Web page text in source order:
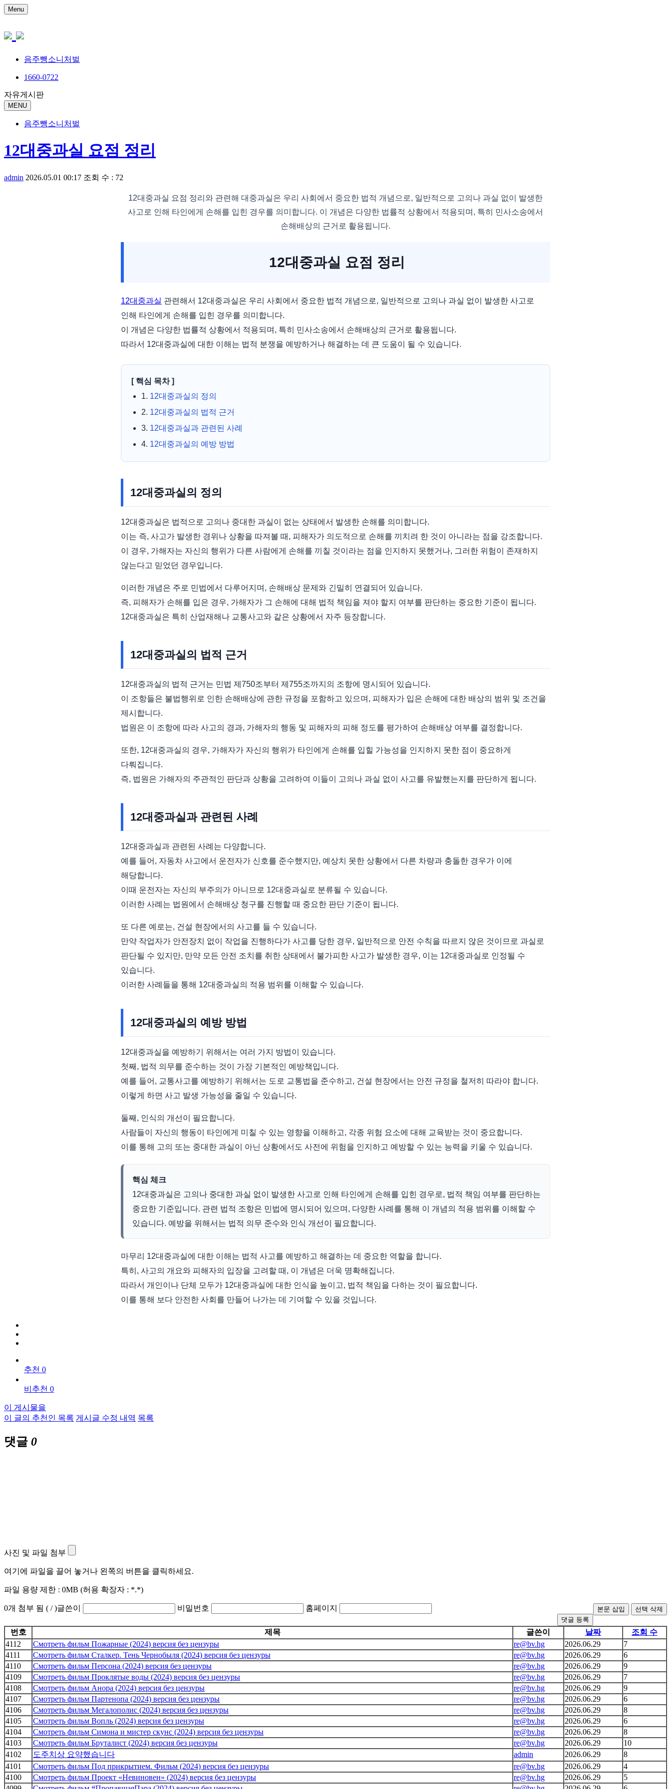
Menu
음주뺑소니처벌
1660-0722
자유게시판
MENU
음주뺑소니처벌
12대중과실 요점 정리
admin 2026.05.01 00:17 조회 수 : 72
12대중과실 요점 정리와 관련해 대중과실은 우리 사회에서 중요한 법적 개념으로, 일반적으로 고의나 과실 없이 발생한
사고로 인해 타인에게 손해를 입힌 경우를 의미합니다. 이 개념은 다양한 법률적 상황에서 적용되며, 특히 민사소송에서
손해배상의 근거로 활용됩니다.
12대중과실 요점 정리
12대중과실 관련해서 12대중과실은 우리 사회에서 중요한 법적 개념으로, 일반적으로 고의나 과실 없이 발생한 사고로
인해 타인에게 손해를 입힌 경우를 의미합니다.
이 개념은 다양한 법률적 상황에서 적용되며, 특히 민사소송에서 손해배상의 근거로 활용됩니다.
따라서 12대중과실에 대한 이해는 법적 분쟁을 예방하거나 해결하는 데 큰 도움이 될 수 있습니다.
[ 핵심 목차 ]
1. 12대중과실의 정의
2. 12대중과실의 법적 근거
3. 12대중과실과 관련된 사례
4. 12대중과실의 예방 방법
12대중과실의 정의
12대중과실은 법적으로 고의나 중대한 과실이 없는 상태에서 발생한 손해를 의미합니다.
이는 즉, 사고가 발생한 경위나 상황을 따져볼 때, 피해자가 의도적으로 손해를 끼치려 한 것이 아니라는 점을 강조합니다.
이 경우, 가해자는 자신의 행위가 다른 사람에게 손해를 끼칠 것이라는 점을 인지하지 못했거나, 그러한 위험이 존재하지
않는다고 믿었던 경우입니다.
이러한 개념은 주로 민법에서 다루어지며, 손해배상 문제와 긴밀히 연결되어 있습니다.
즉, 피해자가 손해를 입은 경우, 가해자가 그 손해에 대해 법적 책임을 져야 할지 여부를 판단하는 중요한 기준이 됩니다.
12대중과실은 특히 산업재해나 교통사고와 같은 상황에서 자주 등장합니다.
12대중과실의 법적 근거
12대중과실의 법적 근거는 민법 제750조부터 제755조까지의 조항에 명시되어 있습니다.
이 조항들은 불법행위로 인한 손해배상에 관한 규정을 포함하고 있으며, 피해자가 입은 손해에 대한 배상의 범위 및 조건을
제시합니다.
법원은 이 조항에 따라 사고의 경과, 가해자의 행동 및 피해자의 피해 정도를 평가하여 손해배상 여부를 결정합니다.
또한, 12대중과실의 경우, 가해자가 자신의 행위가 타인에게 손해를 입힐 가능성을 인지하지 못한 점이 중요하게
다뤄집니다.
즉, 법원은 가해자의 주관적인 판단과 상황을 고려하여 이들이 고의나 과실 없이 사고를 유발했는지를 판단하게 됩니다.
12대중과실과 관련된 사례
12대중과실과 관련된 사례는 다양합니다.
예를 들어, 자동차 사고에서 운전자가 신호를 준수했지만, 예상치 못한 상황에서 다른 차량과 충돌한 경우가 이에
해당합니다.
이때 운전자는 자신의 부주의가 아니므로 12대중과실로 분류될 수 있습니다.
이러한 사례는 법원에서 손해배상 청구를 진행할 때 중요한 판단 기준이 됩니다.
또 다른 예로는, 건설 현장에서의 사고를 들 수 있습니다.
만약 작업자가 안전장치 없이 작업을 진행하다가 사고를 당한 경우, 일반적으로 안전 수칙을 따르지 않은 것이므로 과실로
판단될 수 있지만, 만약 모든 안전 조치를 취한 상태에서 불가피한 사고가 발생한 경우, 이는 12대중과실로 인정될 수
있습니다.
이러한 사례들을 통해 12대중과실의 적용 범위를 이해할 수 있습니다.
12대중과실의 예방 방법
12대중과실을 예방하기 위해서는 여러 가지 방법이 있습니다.
첫째, 법적 의무를 준수하는 것이 가장 기본적인 예방책입니다.
예를 들어, 교통사고를 예방하기 위해서는 도로 교통법을 준수하고, 건설 현장에서는 안전 규정을 철저히 따라야 합니다.
이렇게 하면 사고 발생 가능성을 줄일 수 있습니다.
둘째, 인식의 개선이 필요합니다.
사람들이 자신의 행동이 타인에게 미칠 수 있는 영향을 이해하고, 각종 위험 요소에 대해 교육받는 것이 중요합니다.
이를 통해 고의 또는 중대한 과실이 아닌 상황에서도 사전에 위험을 인지하고 예방할 수 있는 능력을 키울 수 있습니다.
핵심 체크
12대중과실은 고의나 중대한 과실 없이 발생한 사고로 인해 타인에게 손해를 입힌 경우로, 법적 책임 여부를 판단하는
중요한 기준입니다. 관련 법적 조항은 민법에 명시되어 있으며, 다양한 사례를 통해 이 개념의 적용 범위를 이해할 수
있습니다. 예방을 위해서는 법적 의무 준수와 인식 개선이 필요합니다.
마무리 12대중과실에 대한 이해는 법적 사고를 예방하고 해결하는 데 중요한 역할을 합니다.
특히, 사고의 개요와 피해자의 입장을 고려할 때, 이 개념은 더욱 명확해집니다.
따라서 개인이나 단체 모두가 12대중과실에 대한 인식을 높이고, 법적 책임을 다하는 것이 필요합니다.
이를 통해 보다 안전한 사회를 만들어 나가는 데 기여할 수 있을 것입니다.
추천 0
비추천 0
이 게시물을
이 글의 추천인 목록 게시글 수정 내역 목록
댓글 0
사진 및 파일 첨부
여기에 파일을 끌어 놓거나 왼쪽의 버튼을 클릭하세요.
파일 용량 제한 : 0MB (허용 확장자 : *.*)
0개 첨부 됨 ( /)글쓴이 비밀번호 홈페이지
댓글 등록
번호 제목 글쓴이 날짜
조회 수
4112
Смотреть фильм Пожарные (2024) версия без цензуры re@bv.hg 2026.06.29
7
4111
Смотреть фильм Сталкер. Тень Чернобыля (2024) версия без цензуры re@bv.hg 2026.06.29
6
4110
Смотреть фильм Персона (2024) версия без цензуры re@bv.hg 2026.06.29
9
4109
Смотреть фильм Проклятые воды (2024) версия без цензуры re@bv.hg 2026.06.29
7
4108
Смотреть фильм Анора (2024) версия без цензуры re@bv.hg 2026.06.29
9
4107
Смотреть фильм Партенопа (2024) версия без цензуры re@bv.hg 2026.06.29
6
4106
Смотреть фильм Мегалополис (2024) версия без цензуры re@bv.hg 2026.06.29
8
4105
Смотреть фильм Вопль (2024) версия без цензуры re@bv.hg 2026.06.29
6
4104
Смотреть фильм Симона и мистер скунс (2024) версия без цензуры re@bv.hg 2026.06.29
8
4103
Смотреть фильм Бруталист (2024) версия без цензуры re@bv.hg 2026.06.29
10
4102
도주치상 요약했습니다 admin 2026.06.29
8
4101
Смотреть фильм Под прикрытием. Фильм (2024) версия без цензуры re@bv.hg 2026.06.29
4
4100
Смотреть фильм Проект «Невиновен» (2024) версия без цензуры re@bv.hg 2026.06.29
5